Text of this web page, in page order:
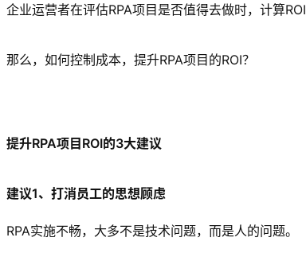
企业运营者在评估RPA项目是否值得去做时，计算
那么，如何控制成本，提升RPA项目的ROI？
提升RPA项目ROI的3大建议
建议1、打消员工的思想顾虑
RPA实施不畅，大多不是技术问题，而是人的问题。